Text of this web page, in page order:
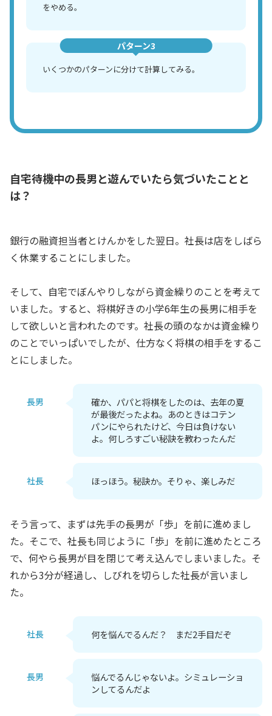
をやめる。
パターン3
いくつかのパターンに分けて計算してみる。
自宅待機中の長男と遊んでいたら気づいたことと
は？
銀行の融資担当者とけんかをした翌日。社長は店をしばら
く休業することにしました。
そして、自宅でぼんやりしながら資金繰りのことを考えて
いました。すると、将棋好きの小学6年生の長男に相手を
して欲しいと言われたのです。社長の頭のなかは資金繰り
のことでいっぱいでしたが、仕方なく将棋の相手をするこ
とにしました。
長男
確か、パパと将棋をしたのは、去年の夏
が最後だったよね。あのときはコテン
パンにやられたけど、今日は負けない
よ。何しろすごい秘訣を教わったんだ
社長 ほっほう。秘訣か。そりゃ、楽しみだ
そう言って、まずは先手の長男が「歩」を前に進めまし
た。そこで、社長も同じように「歩」を前に進めたところ
で、何やら長男が目を閉じて考え込んでしまいました。そ
れから3分が経過し、しびれを切らした社長が言いまし
た。
社長 何を悩んでるんだ？ まだ2手目だぞ
長男
悩んでるんじゃないよ。シミュレーショ
ンしてるんだよ